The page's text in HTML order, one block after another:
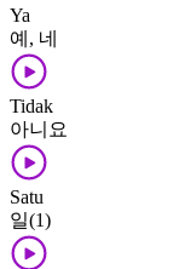
Ya
예, 네
Tidak
아니요
Satu
일(1)